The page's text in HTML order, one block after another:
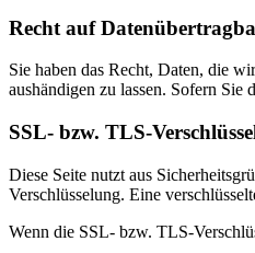
Recht auf
Sie haben das Recht, Daten, die
aushändigen zu lassen. Sofern
SSL- bzw. TLS-
Diese Seite nutzt aus
Verschlüsselung. Eine
Wenn die SSL- bzw. TLS-